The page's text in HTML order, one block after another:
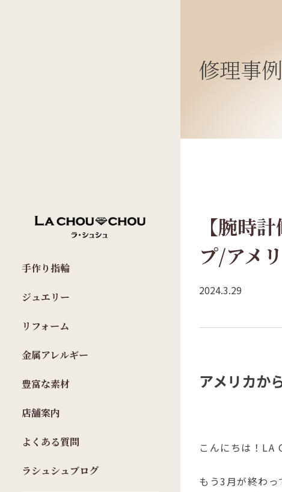
手作り指輪
ジュエリー
リフォーム
金属アレルギー
豊富な素材
店舗案内
よくある質問
ラシュシュブログ
修理事例
【腕時
プ/アメ
2024.3.29
アメリカか
こんにちは！LA
もう3月が終わ